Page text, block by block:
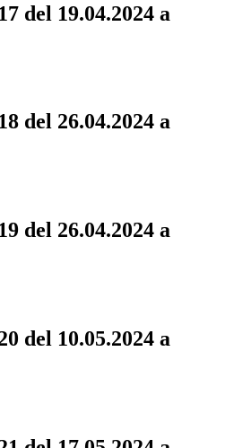
del 19.04.2024 a
del 26.04.2024 a
del 26.04.2024 a
del 10.05.2024 a